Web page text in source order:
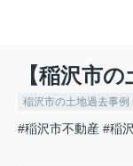
【稲沢市
稲沢市の土地過去事例
#稲沢市不動産 #稲